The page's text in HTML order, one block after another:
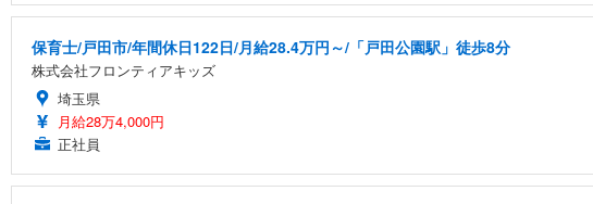
保育士/戸田市/年間休日122日/月給28.4万円～/「戸田公園駅」徒歩8分
株式会社フロンティアキッズ
埼玉県
月給28万4,000円
正社員